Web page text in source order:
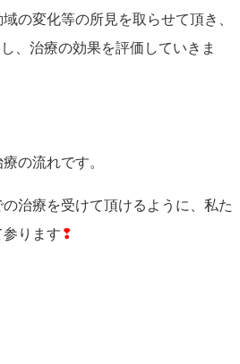
の変化等の所見を取らせて頂き、
、治療の効果を評価していきま
の流れです。
治療を受けて頂けるように、私た
ります ❢